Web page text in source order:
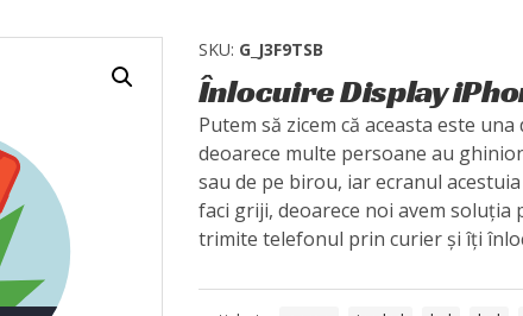
SKU: G_J3F9TSB
Înlocuire Display
Putem să zicem că aceasta este
deoarece multe persoane au
sau de pe birou, iar ecranul
faci griji, deoarece noi avem soluția
trimite telefonul prin curier și îți